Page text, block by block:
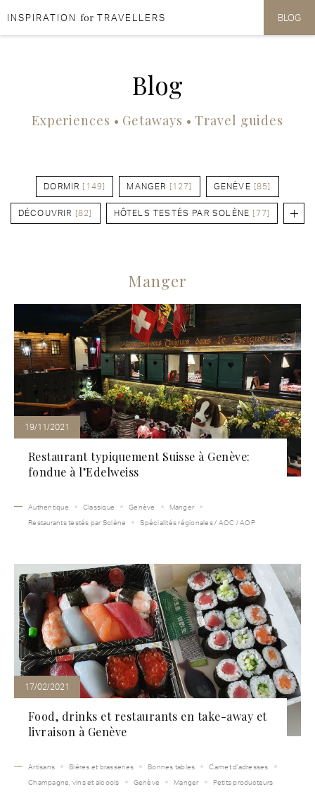
Aller au contenu
Aller au menu
INSPIRATION for TRAVELLERS BLOG
Blog
Experiences • Getaways • Travel guides
DORMIR [149] MANGER [127] GENÈVE [85]
DÉCOUVRIR [82] HÔTELS TESTÉS PAR SOLÈNE [77]
Manger
19/11/2021
Restaurant typiquement Suisse à Genève:
fondue à l’Edelweiss
Authentique Classique Genève
Manger
Restaurants testés par Solène
Spécialités régionales / AOC / AOP
17/02/2021
Food, drinks et restaurants en take-away et
livraison à Genève
Artisans Bières et brasseries Bonnes tables
Carnet d'adresses
Champagne, vins et alcools
Genève Manger Petits producteurs